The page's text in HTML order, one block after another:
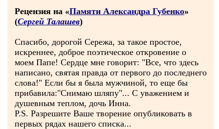
Рецензия на «Памяти Александра Губенко»
(Сергей Талашев)
Спасибо, дорогой Сережа, за такое простое,
искреннее, доброе поэтическое откровение о
моем Папе! Сердце мне говорит: "Все, что здесь
написано, святая правда от первого до последнего
слова!" Если бы я была мужчиной, то еще бы
прибавила:"Снимаю шляпу"... С уважением и
душевным теплом, дочь Инна.
P.S. Разрешите Ваше творение опубликовать в
первых рядах нашего списка...